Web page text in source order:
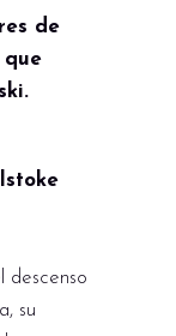
de
descenso
su